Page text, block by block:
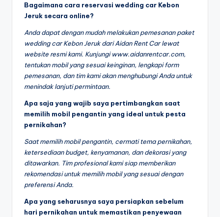
Bagaimana cara reservasi wedding car Kebon
Jeruk secara online?
Anda dapat dengan mudah melakukan pemesanan paket
wedding car Kebon Jeruk dari Aidan Rent Car lewat
website resmi kami. Kunjungi www.aidanrentcar.com,
tentukan mobil yang sesuai keinginan, lengkapi form
pemesanan, dan tim kami akan menghubungi Anda untuk
menindak lanjuti permintaan.
Apa saja yang wajib saya pertimbangkan saat
memilih mobil pengantin yang ideal untuk pesta
pernikahan?
Saat memilih mobil pengantin, cermati tema pernikahan,
ketersediaan budget, kenyamanan, dan dekorasi yang
ditawarkan. Tim profesional kami siap memberikan
rekomendasi untuk memilih mobil yang sesuai dengan
preferensi Anda.
Apa yang seharusnya saya persiapkan sebelum
hari pernikahan untuk memastikan penyewaan